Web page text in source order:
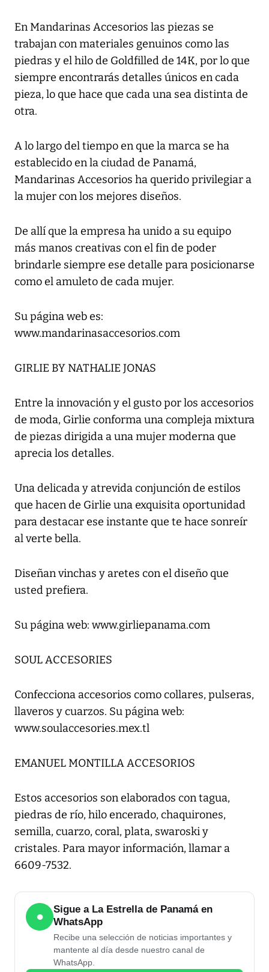
En Mandarinas Accesorios las piezas se
trabajan con materiales genuinos como las
piedras y el hilo de Goldfilled de 14K, por lo que
siempre encontrarás detalles únicos en cada
pieza, lo que hace que cada una sea distinta de
otra.
A lo largo del tiempo en que la marca se ha
establecido en la ciudad de Panamá,
Mandarinas Accesorios ha querido privilegiar a
la mujer con los mejores diseños.
De allí que la empresa ha unido a su equipo
más manos creativas con el fin de poder
brindarle siempre ese detalle para posicionarse
como el amuleto de cada mujer.
Su página web es:
www.mandarinasaccesorios.com
GIRLIE BY NATHALIE JONAS
Entre la innovación y el gusto por los accesorios
de moda, Girlie conforma una compleja mixtura
de piezas dirigida a una mujer moderna que
aprecia los detalles.
Una delicada y atrevida conjunción de estilos
que hacen de Girlie una exquisita oportunidad
para destacar ese instante que te hace sonreír
al verte bella.
Diseñan vinchas y aretes con el diseño que
usted prefiera.
Su página web: www.girliepanama.com
SOUL ACCESORIES
Confecciona accesorios como collares, pulseras,
llaveros y cuarzos. Su página web:
www.soulaccesories.mex.tl
EMANUEL MONTILLA ACCESORIOS
Estos accesorios son elaborados con tagua,
piedras de río, hilo encerado, chaquirones,
semilla, cuarzo, coral, plata, swaroski y
cristales. Para mayor información, llamar a
6609-7532.
●
Sigue a La Estrella de Panamá en
WhatsApp
Recibe una selección de noticias importantes y
mantente al día desde nuestro canal de
WhatsApp.